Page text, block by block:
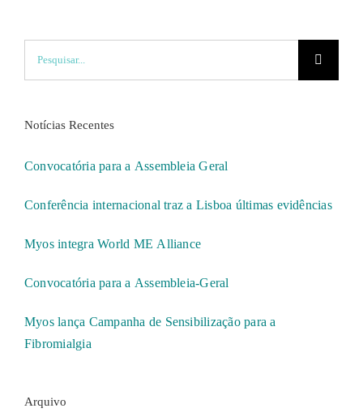
Notícias Recentes
Convocatória para a Assembleia Geral
Conferência internacional traz a Lisboa últimas evidências
Myos integra World ME Alliance
Convocatória para a Assembleia-Geral
Myos lança Campanha de Sensibilização para a
Fibromialgia
Arquivo